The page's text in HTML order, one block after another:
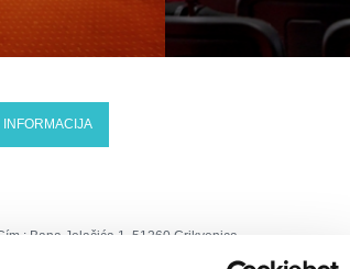
INFORMACIJA
: Bana Jelačića 1, 51260 Crikvenica